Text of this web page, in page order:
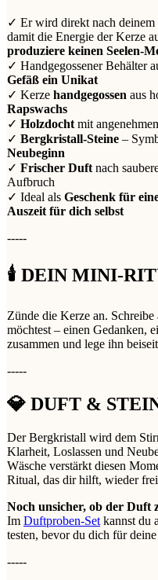
✓ Er wird direkt nach
damit die Energie der Kerze
produziere keinen Seelen-
✓ Handgegossener Behälter
Gefäß ein Unikat
✓ Kerze handgegossen aus
Rapswachs
✓ Holzdochtmit
✓ Bergkristall-Steine –
Neubeginn
✓ Frischer Duftnach
Aufbruch
✓ Ideal als Geschenk für
Auszeit für dich selbst
-----
🕯️ DEIN MINI-
Zünde die Kerze an.
möchtest – einen Gedanken,
zusammen und lege ihn
-----
💎 DUFT &
Der Bergkristall wird dem
Klarheit, Loslassen und
Wäsche verstärkt diesen
Ritual, das dir hilft, wieder
Noch unsicher, ob der Duft
Im Duftproben-Set kannst du
testen, bevor du dich für
-----